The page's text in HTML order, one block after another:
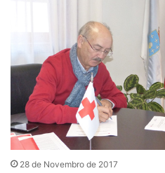
28 de Novembro de 2017